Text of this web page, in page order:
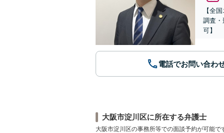
【全
調査・
可】
電話でお問い合わ
大阪市淀川区に所在する弁護士
大阪市淀川区の事務所等での面談予約が可能で